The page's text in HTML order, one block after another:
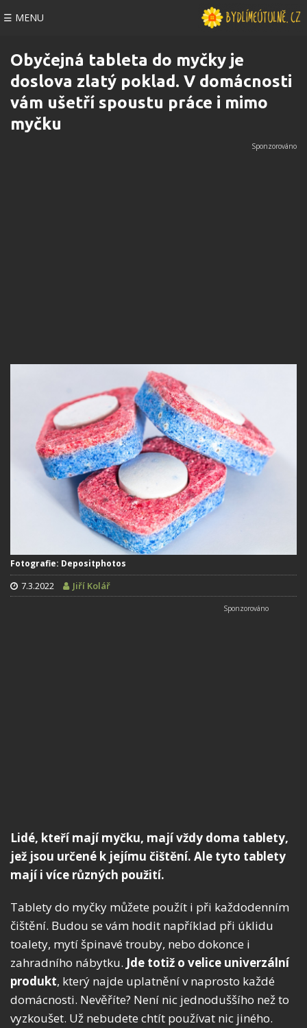
☰ MENU
Obyčejná tableta do myčky je
doslova zlatý poklad. V domácnosti
vám ušetří spoustu práce i mimo
myčku
Fotografie: Depositphotos
7.3.2022 Jiří Kolář
Lidé, kteří mají myčku, mají vždy doma tablety,
jež jsou určené k jejímu čištění. Ale tyto tablety
mají i více různých použití.
Tablety do myčky můžete použít i při každodenním
čištění. Budou se vám hodit například při úklidu
toalety, mytí špinavé trouby, nebo dokonce i
zahradního nábytku. Jde totiž o velice univerzální
produkt, který najde uplatnění v naprosto každé
domácnosti. Nevěříte? Není nic jednoduššího než to
vyzkoušet. Už nebudete chtít používat nic jiného.